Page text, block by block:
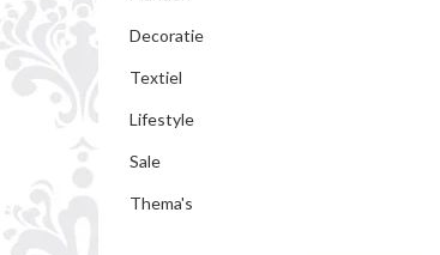
Decoratie
Textiel
Lifestyle
Sale
Thema's